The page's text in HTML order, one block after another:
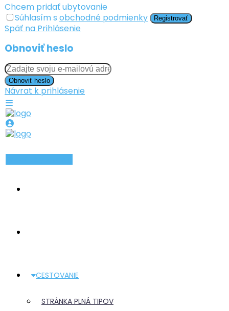
Chcem pridať ubytovanie
Súhlasím s obchodné podmienky Registrovať
Späť na Prihlásenie
Obnoviť heslo
Obnoviť heslo
Návrat k prihlásenie
PRIHLÁSIŤ SA
CESTOVANIE
STRÁNKA PLNÁ TIPOV